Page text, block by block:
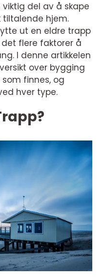
del av å skape
tiltalende hjem.
ut en eldre trapp
flere faktorer å
I denne artikkelen
over bygging
finnes, og
hver type.